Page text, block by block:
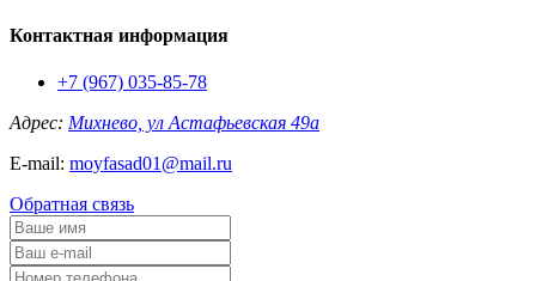
Контактная информация
+7 (967) 035-85-78
Адрес: Михнево, ул Астафьевская 49а
E-mail: moyfasad01@mail.ru
Обратная связь